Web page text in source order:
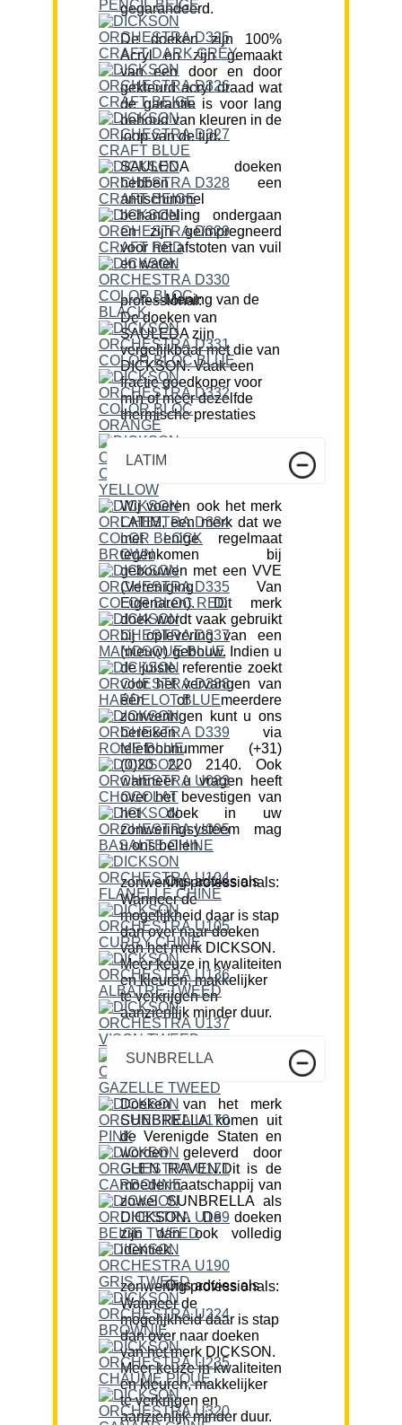
gegarandeerd.
De doeken zijn 100%
Acryl en zijn gemaakt
van een door en door
gekleurd acryl draad wat
de garantie is voor lang
behoud van kleuren in de
loop van de tijd.
SAULEDA doeken
hebben een
antischimmel
behandeling ondergaan
en zijn geïmpregneerd
voor het afstoten van vuil
en water.
Mening van de professional:
De doeken van
SAULEDA zijn
vergelijkbaar met die van
DICKSON. Vaak een
fractie goedkoper voor
min of meer dezelfde
thermische prestaties
LATIM
Wij voeren ook het merk
LATIM, een merk dat we
met enige regelmaat
tegenkomen bij
gebouwen met een VVE
(Vereniging Van
Eigenaren). Dit merk
doek wordt vaak gebruikt
bij oplevering van een
(nieuw) gebouw. Indien u
de juiste referentie zoekt
voor het vervangen van
één of meerdere
zonweringen kunt u ons
bereiken via
telefoonnummer (+31)
(0)20 220 2140. Ook
wanneer u vragen heeft
over het bevestigen van
het doek in uw
zonweringsysteem mag
u ons bellen.
Ons advies als zonwering professionals:
Wanneer de
mogelijkheid daar is stap
dan over naar doeken
van het merk DICKSON.
Meer keuze in kwaliteiten
en kleuren, makkelijker
te verkrijgen en
aanzienlijk minder duur.
SUNBRELLA
Doeken van het merk
SUNBRELLA komen uit
de Verenigde Staten en
worden geleverd door
GLEN RAVEN.Dit is de
moedermaatschappij van
zowel SUNBRELLA als
DICKSON. De doeken
zijn dan ook volledig
identiek.
Ons advies als zonwering professionals:
Wanneer de
mogelijkheid daar is stap
dan over naar doeken
van het merk DICKSON.
Meer keuze in kwaliteiten
en kleuren, makkelijker
te verkrijgen en
aanzienlijk minder duur.